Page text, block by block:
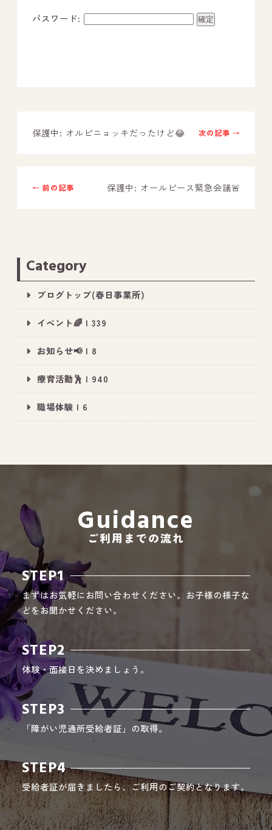
－ オールピース福津事業所
スタッフブログ
－ 福津事業所のブログ
－ 鳥栖事業所のブログ
All Peace｜オールピース
パスワード:
次の記事 →
保護中: オルピニョッキだったけど😂
← 前の記事 保護中: オールピース緊急会議🚨
Category
ブログトップ(春日事業所)
イベント🌈 | 339
お知らせ📢 | 8
療育活動🕺 | 940
職場体験 | 6
Guidance
ご利用までの流れ
STEP1
まずはお気軽にお問い合わせください。お子様の様子な
どをお聞かせください。
STEP2
体験・面接日を決めましょう。
STEP3
「障がい児通所受給者証」の取得。
STEP4
受給者証が届きましたら、ご利用のご契約となります。